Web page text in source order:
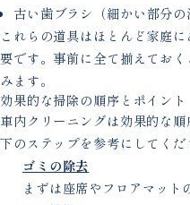
古い歯ブラシ（細かい部分の
これらの道具はほとんど家庭
要です。事前に全て揃えてお
みます。
効果的な掃除の順序とポイント
車内クリーニングは効果的な
下のステップを参考にしてくだ
ゴミの除去
まずは座席やフロアマット